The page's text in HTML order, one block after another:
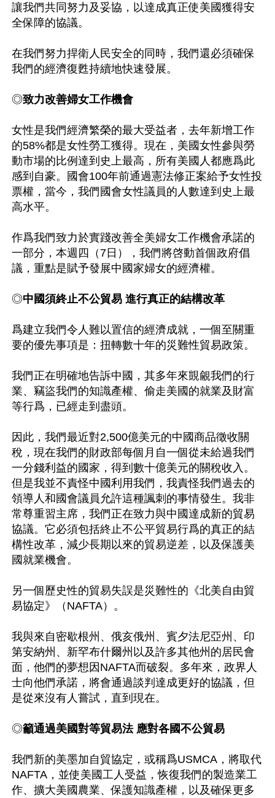
讓我們共同努力及妥協，以達成真正使美國獲得安
全保障的協議。
在我們努力捍衛人民安全的同時，我們還必須確保
我們的經濟復甦持續地快速發展。
◎致力改善婦女工作機會
女性是我們經濟繁榮的最大受益者，去年新增工作
的58%都是女性勞工獲得。現在，美國女性參與勞
動市場的比例達到史上最高，所有美國人都應爲此
感到自豪。國會100年前通過憲法修正案給予女性投
票權，當今，我們國會女性議員的人數達到史上最
高水平。
作爲我們致力於實踐改善全美婦女工作機會承諾的
一部分，本週四（7日），我們將啓動首個政府倡
議，重點是賦予發展中國家婦女的經濟權。
◎中國須終止不公貿易 進行真正的結構改革
爲建立我們令人難以置信的經濟成就，一個至關重
要的優先事項是：扭轉數十年的災難性貿易政策。
我們正在明確地告訴中國，其多年來覬覦我們的行
業、竊盜我們的知識產權、偷走美國的就業及財富
等行爲，已經走到盡頭。
因此，我們最近對2,500億美元的中國商品徵收關
稅，現在我們的財政部每個月自一個從未給過我們
一分錢利益的國家，得到數十億美元的關稅收入。
但是我並不責怪中國利用我們，我責怪我們過去的
領導人和國會議員允許這種諷刺的事情發生。我非
常尊重習主席，我們正在致力與中國達成新的貿易
協議。它必須包括終止不公平貿易行爲的真正的結
構性改革，減少長期以來的貿易逆差，以及保護美
國就業機會。
另一個歷史性的貿易失誤是災難性的《北美自由貿
易協定》（NAFTA）。
我與來自密歇根州、俄亥俄州、賓夕法尼亞州、印
第安納州、新罕布什爾州以及許多其他州的居民會
面，他們的夢想因NAFTA而破裂。多年來，政界人
士向他們承諾，將會通過談判達成更好的協議，但
是從來沒有人嘗試，直到現在。
◎籲通過美國對等貿易法 應對各國不公貿易
我們新的美墨加自貿協定，或稱爲USMCA，將取代
NAFTA，並使美國工人受益，恢復我們的製造業工
作、擴大美國農業、保護知識產權，以及確保更多